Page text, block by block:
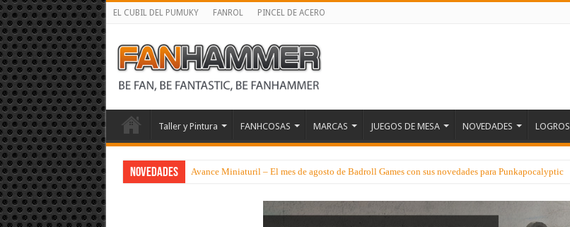
EL CUBIL DEL PUMUKY FANROL PINCEL DE ACERO
Taller y Pintura FANHCOSAS MARCAS JUEGOS DE MESA NOVEDADES LOGROS
NOVEDADES Avance Miniaturil – El mes de agosto de Badroll Games con sus novedades para Punkapocalyptic